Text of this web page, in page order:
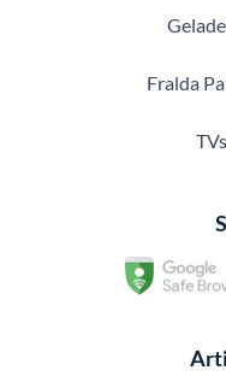
Fralda